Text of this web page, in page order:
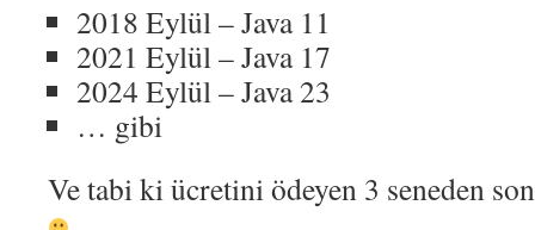
2018 Eylül – Java 11
2021 Eylül – Java 17
2024 Eylül – Java 23
… gibi
Ve tabi ki ücretini ödeyen 3 seneden